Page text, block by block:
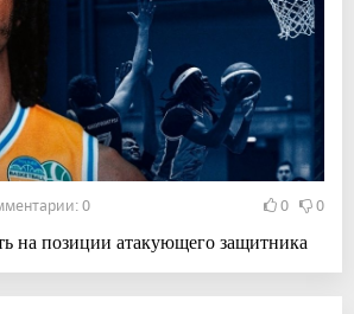
0 0 0
на позиции атакующего защитника